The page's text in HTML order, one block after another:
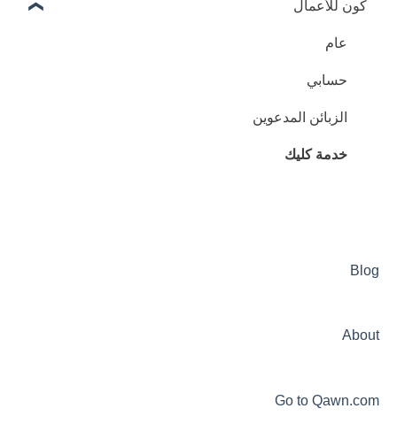
عام
تسديد الفواتير
بطاقة كون
الدفع بواسطة رمز QR
خدمة كليك
كون للأعمال
عام
حسابي
الزبائن المدعوين
خدمة كليك
Blog
About
Go to Qawn.com